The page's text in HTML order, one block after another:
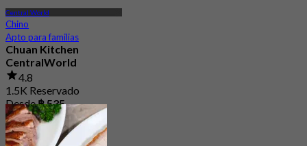
Central World
Chino
Apto para familias
Chuan Kitchen
CentralWorld
4.8
1.5K Reservado
Desde฿ 535